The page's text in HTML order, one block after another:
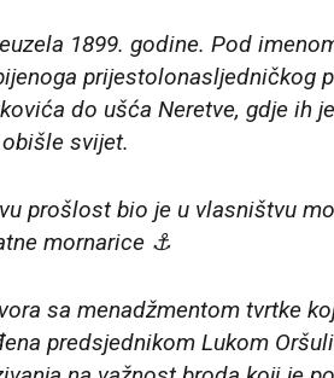
1899. godine. Pod
prijestolonasljedničkog
do ušća Neretve, gdje ih
svijet.
prošlost bio je u vlasništvu
mornarice ⚓
sa menadžmentom tvrtke
predsjednikom Lukom